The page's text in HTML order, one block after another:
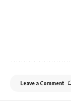
Leave a Comment